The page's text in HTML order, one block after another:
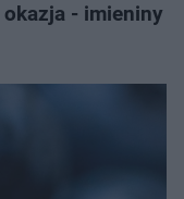
- imieniny